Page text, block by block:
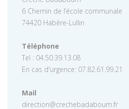
6 Chemin de l’école communale
74420 Habère-Lullin
Téléphone
Tel : 04.50.39.13.08
En cas d'urgence: 07.82.61.99.21
Mail
direction@crechebadaboum.fr